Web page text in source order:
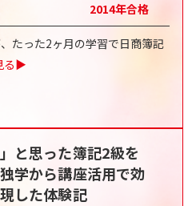
2014年合格
たった2ヶ月の学習で日商簿記
る▶
」と思った簿記2級を
学から講座活用で効
した体験記